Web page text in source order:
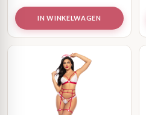
IN WINKELWAGEN